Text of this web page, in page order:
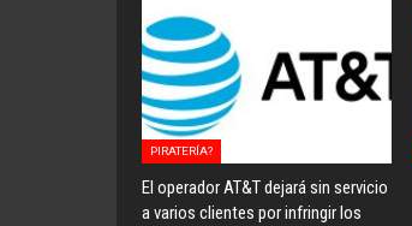
PIRATERÍA?
El operador AT&T dejará sin servicio
a varios clientes por infringir los